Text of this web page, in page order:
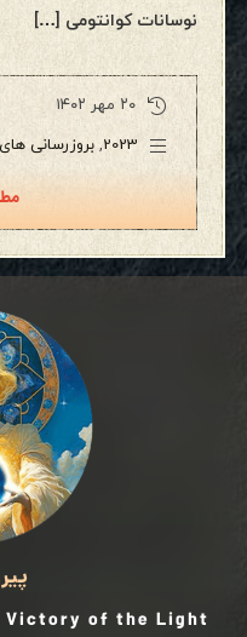
نوسانات کوانتومی […]
۲۰ مهر ۱۴۰۲
2023
, بروزرسانی های
Victory of the Light